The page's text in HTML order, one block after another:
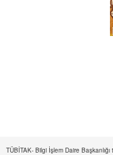
TÜBİTAK- Bilgi İşlem Daire